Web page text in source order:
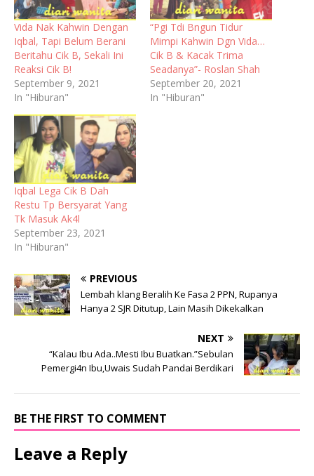
Vida Nak Kahwin Dengan
Iqbal, Tapi Belum Berani
Beritahu Cik B, Sekali Ini
Reaksi Cik B!
September 9, 2021
In "Hiburan"
“Pgi Tdi Bngun Tidur
Mimpi Kahwin Dgn Vida…
Cik B & Kacak Trima
Seadanya”- Roslan Shah
September 20, 2021
In "Hiburan"
Iqbal Lega Cik B Dah
Restu Tp Bersyarat Yang
Tk Masuk Ak4l
September 23, 2021
In "Hiburan"
PREVIOUS
Lembah klang Beralih Ke Fasa 2 PPN, Rupanya
Hanya 2 SJR Ditutup, Lain Masih Dikekalkan
NEXT
“Kalau Ibu Ada..Mesti Ibu Buatkan.”Sebulan
Pemergi4n Ibu,Uwais Sudah Pandai Berdikari
BE THE FIRST TO COMMENT
Leave a Reply